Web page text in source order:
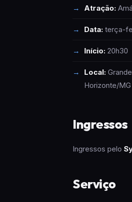
Atração:
Data: terça-
Início: 20h30
Local:
Horizonte/MG
Ingressos
Ingressos pelo
Serviço